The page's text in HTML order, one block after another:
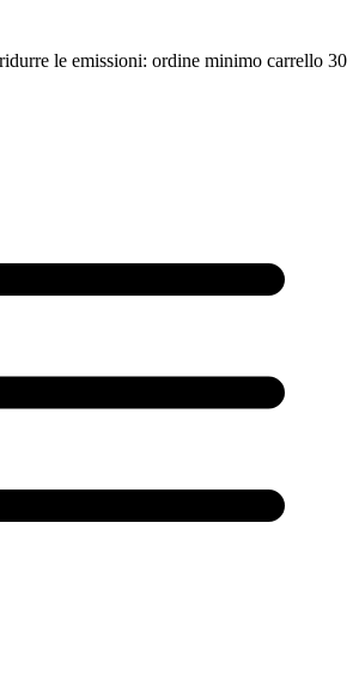
le emissioni: ordine minimo carrello 30